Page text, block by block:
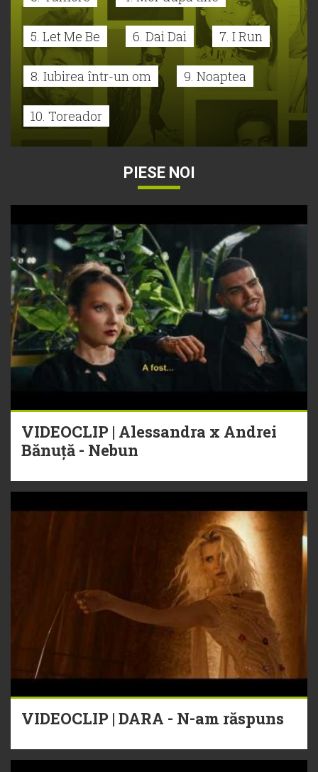
5. Let Me Be 6. Dai Dai 7. I Run
8. Iubirea într-un om 9. Noaptea
10. Toreador
PIESE NOI
VIDEOCLIP | Alessandra x Andrei
Bănuță - Nebun
VIDEOCLIP | DARA - N-am răspuns